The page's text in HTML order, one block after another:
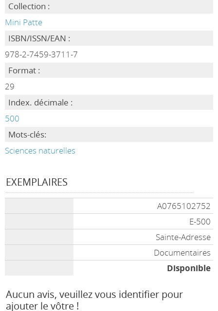
Collection :
Mini Patte
ISBN/ISSN/EAN :
978-2-7459-3711-7
Format :
29
Index. décimale :
500
Mots-clés:
Sciences naturelles
EXEMPLAIRES
A0765102752
E-500
Sainte-Adresse
Documentaires
Disponible
Aucun avis, veuillez vous identifier pour
ajouter le vôtre !